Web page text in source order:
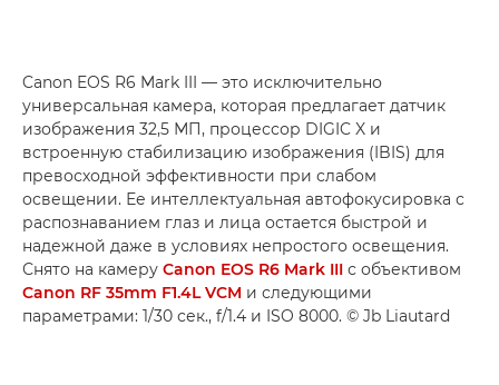
Canon EOS R6 Mark III — это исключительно
универсальная камера, которая предлагает датчик
изображения 32,5 МП, процессор DIGIC X и
встроенную стабилизацию изображения (IBIS) для
превосходной эффективности при слабом
освещении. Ее интеллектуальная автофокусировка с
распознаванием глаз и лица остается быстрой и
надежной даже в условиях непростого освещения.
Снято на камеру Canon EOS R6 Mark III с объективом
Canon RF 35mm F1.4L VCM и следующими
параметрами: 1/30 сек., f/1.4 и ISO 8000. © Jb Liautard